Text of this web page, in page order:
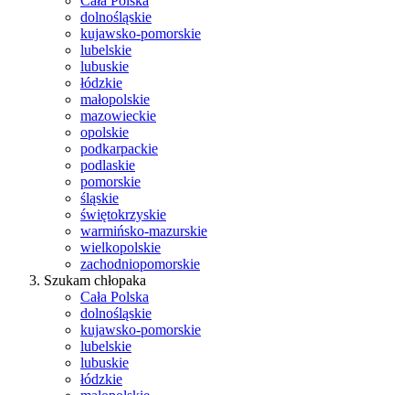
dolnośląskie
kujawsko-pomorskie
lubelskie
lubuskie
łódzkie
małopolskie
mazowieckie
opolskie
podkarpackie
podlaskie
pomorskie
śląskie
świętokrzyskie
warmińsko-mazurskie
wielkopolskie
zachodniopomorskie
Szukam chłopaka
Cała Polska
dolnośląskie
kujawsko-pomorskie
lubelskie
lubuskie
łódzkie